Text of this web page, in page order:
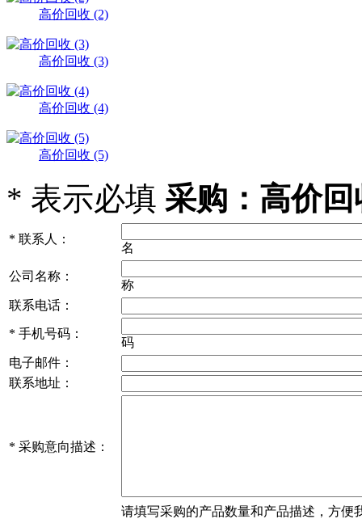
高价回收 (2)
高价回收 (3)
高价回收 (4)
高价回收 (5)
* 表示必填 采购：高价回
* 联系人：
名
公司名称：
称
联系电话：
* 手机号码：
码
电子邮件：
联系地址：
* 采购意向描述：
请填写采购的产品数量和产品描述，方便